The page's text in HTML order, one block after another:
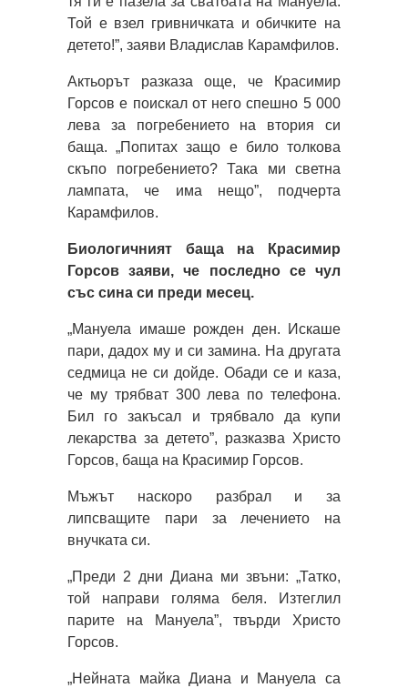
Той е взел гривничката и обичките на
детето!”, заяви Владислав Карамфилов.
Актьорът разказа още, че Красимир
Горсов е поискал от него спешно 5 000
лева за погребението на втория си
баща. „Попитах защо е било толкова
скъпо погребението? Така ми светна
лампата, че има нещо”, подчерта
Карамфилов.
Биологичният баща на Красимир
Горсов заяви, че последно се чул
със сина си преди месец.
„Мануела имаше рожден ден. Искаше
пари, дадох му и си замина. На другата
седмица не си дойде. Обади се и каза,
че му трябват 300 лева по телефона.
Бил го закъсал и трябвало да купи
лекарства за детето”, разказва Христо
Горсов, баща на Красимир Горсов.
Мъжът наскоро разбрал и за
липсващите пари за лечението на
внучката си.
„Преди 2 дни Диана ми звъни: „Татко,
той направи голяма беля. Изтеглил
парите на Мануела”, твърди Христо
Горсов.
„Нейната майка Диана и Мануела са